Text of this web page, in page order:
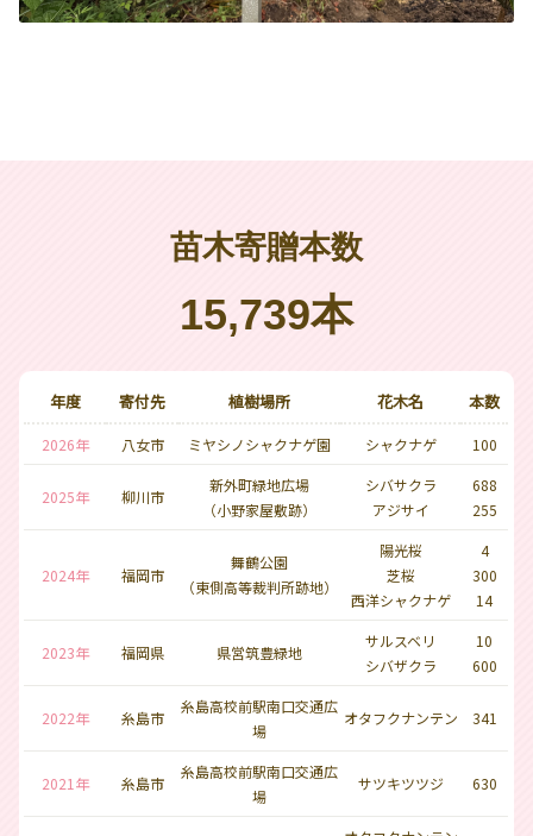
苗木寄贈本数
15,739本
年度 寄付先 植樹場所 花木名 本数
2026年 八女市 ミヤシノシャクナゲ園 シャクナゲ 100
2025年 柳川市
新外町緑地広場
（小野家屋敷跡）
シバサクラ
アジサイ
688
255
2024年 福岡市
舞鶴公園
（東側高等裁判所跡地）
陽光桜
芝桜
西洋シャクナゲ
4
300
14
2023年 福岡県 県営筑豊緑地
サルスベリ
シバザクラ
10
600
2022年 糸島市
糸島高校前駅南口交通広
場
オタフクナンテン 341
2021年 糸島市
糸島高校前駅南口交通広
場
サツキツツジ 630